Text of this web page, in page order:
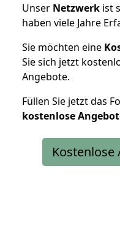
Unser Netzwerk ist
haben viele Jahre
Sie möchten eine
Sie sich jetzt
Angebote.
Füllen Sie jetzt das
kostenlose
Kostenlose